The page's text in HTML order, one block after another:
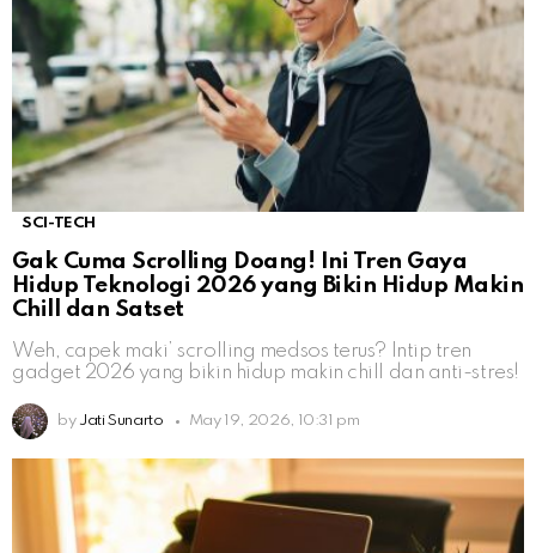
SCI-TECH
Gak Cuma Scrolling Doang! Ini Tren Gaya
Hidup Teknologi 2026 yang Bikin Hidup Makin
Chill dan Satset
Weh, capek maki’ scrolling medsos terus? Intip tren
gadget 2026 yang bikin hidup makin chill dan anti-stres!
by Jati Sunarto May 19, 2026, 10:31 pm